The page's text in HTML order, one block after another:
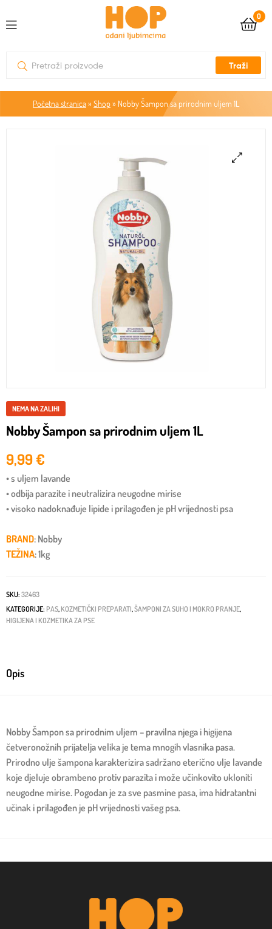
0
Traži
Početna stranica» Shop» Nobby Šampon sa prirodnim uljem 1L
NEMA NA ZALIHI
Nobby Šampon sa prirodnim uljem 1L
9,99€
• s uljem lavande
• odbija parazite i neutralizira neugodne mirise
• visoko nadoknađuje lipide i prilagođen je pH vrijednosti psa
BRAND: Nobby
TEŽINA: 1kg
SKU: 32463
KATEGORIJE: PAS, KOZMETIČKI PREPARATI,ŠAMPONI ZA SUHO I MOKRO PRANJE,
HIGIJENA I KOZMETIKA ZA PSE
Opis
Nobby Šampon sa prirodnim uljem – pravilna njega i higijena
četveronožnih prijatelja velika je tema mnogih vlasnika pasa.
Prirodno ulje šampona karakterizira sadržano eterično ulje lavande
koje djeluje obrambeno protiv parazita i može učinkovito ukloniti
neugodne mirise. Pogodan je za sve pasmine pasa, ima hidratantni
učinak i prilagođen je pH vrijednosti vašeg psa.